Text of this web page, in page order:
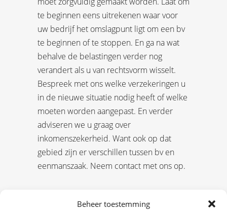
Beheer toestemming
te beginnen eens uitrekenen waar voor
uw bedrijf het omslagpunt ligt om een bv
te beginnen of te stoppen. En ga na wat
behalve de belastingen verder nog
verandert als u van rechtsvorm wisselt.
Bespreek met ons welke verzekeringen u
in de nieuwe situatie nodig heeft of welke
moeten worden aangepast. En verder
adviseren we u graag over
inkomenszekerheid. Want ook op dat
gebied zijn er verschillen tussen bv en
eenmanszaak. Neem contact met ons op.